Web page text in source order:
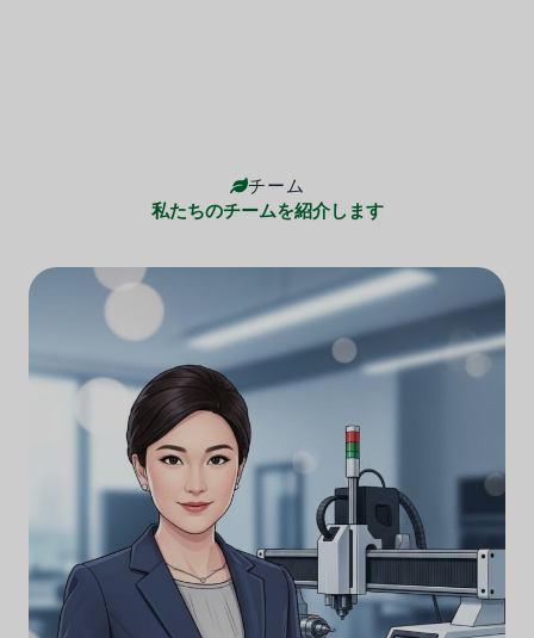
チーム
私たちのチームを紹介します